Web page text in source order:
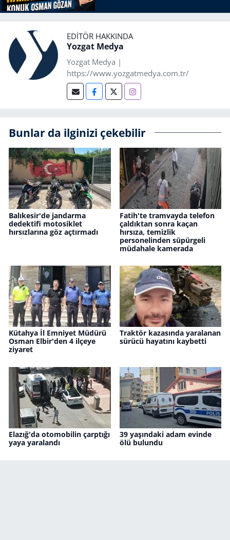
EDITÖR HAKKINDA
Yozgat Medya
Yozgat Medya |
https://www.yozgatmedya.com.tr/
Bunlar da ilginizi çekebilir
Balıkesir'de jandarma
dedektifi motosiklet
hırsızlarına göz açtırmadı
Fatih'te tramvayda telefon
çaldıktan sonra kaçan
hırsıza, temizlik
personelinden süpürgeli
müdahale kamerada
Kütahya İl Emniyet Müdürü
Osman Elbir'den 4 ilçeye
ziyaret
Traktör kazasında yaralanan
sürücü hayatını kaybetti
Elazığ'da otomobilin çarptığı
yaya yaralandı
39 yaşındaki adam evinde
ölü bulundu